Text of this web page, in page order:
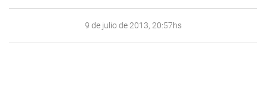
9 de julio de 2013, 20:57hs